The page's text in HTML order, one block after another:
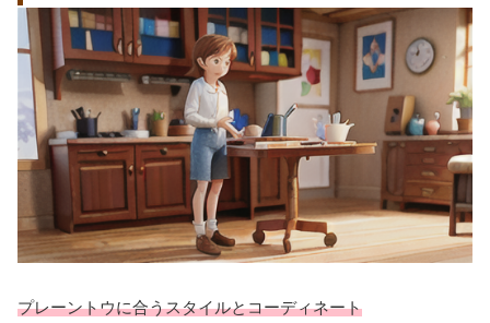
プレーントウに合うスタイルとコーディネート